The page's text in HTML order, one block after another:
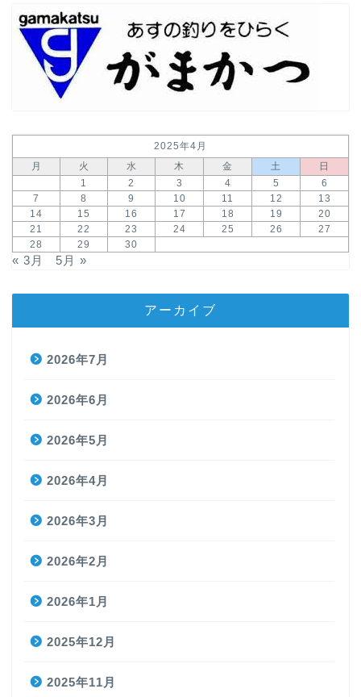
2025年4月
月
火 水 木 金 土
日
1
2 3 4 5
6
7
8 9 10 11 12
13
14
15 16 17 18 19
20
21
22 23 24 25 26
27
28
29 30
« 3月 5月 »
アーカイブ
2026年7月
2026年6月
2026年5月
2026年4月
2026年3月
2026年2月
2026年1月
2025年12月
2025年11月